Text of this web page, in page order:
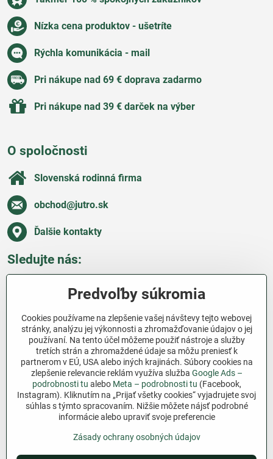
Nízka cena produktov - ušetríte
Rýchla komunikácia - mail
Pri nákupe nad 69 € doprava zadarmo
Pri nákupe nad 39 € darček na výber
O spoločnosti
Slovenská rodinná firma
obchod​@jutro​.sk
Ďalšie kontakty
Sledujte nás:
Všetko o nákupe
Ďakujeme za podporu
Sme slovenský e-shop bez dotácií​. Fungujeme len
vďaka vám – ľuďom, ktorí veria v poctivú prácu a
lásku k pôde​. Každý nákup na Jutro​.sk nám pomáha
pokračovať v tom, čo má zmysel – pomáhať
záhradkárom zadarmo a srdcom​.
©2026Copyright
Predvoľby súkromia
Cookies používame na zlepšenie vašej návštevy tejto webovej
stránky, analýzu jej výkonnosti a zhromažďovanie údajov o jej
používaní. Na tento účel môžeme použiť nástroje a služby
tretích strán a zhromaždené údaje sa môžu preniesť k
partnerom v EÚ, USA alebo iných krajinách. Súbory cookies na
zlepšenie relevancie reklám využíva služba Google Ads –
podrobnosti tu alebo Meta – podrobnosti tu (Facebook,
Instagram). Kliknutím na „Prijať všetky cookies“ vyjadrujete svoj
súhlas s týmto spracovaním. Nižšie môžete nájsť podrobné
informácie alebo upraviť svoje preferencie
Zásady ochrany osobných údajov